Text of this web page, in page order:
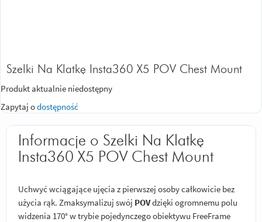
Szelki Na Klatkę Insta360 X5 POV Chest Mount
Produkt aktualnie niedostępny
Zapytaj odostępność
Informacje o Szelki Na Klatkę
Insta360 X5 POV Chest Mount
Uchwyć wciągające ujęcia z pierwszej osoby całkowicie bez
użycia rąk. Zmaksymalizuj swój POVdzięki ogromnemu polu
widzenia 170° w trybie pojedynczego obiektywu FreeFrame